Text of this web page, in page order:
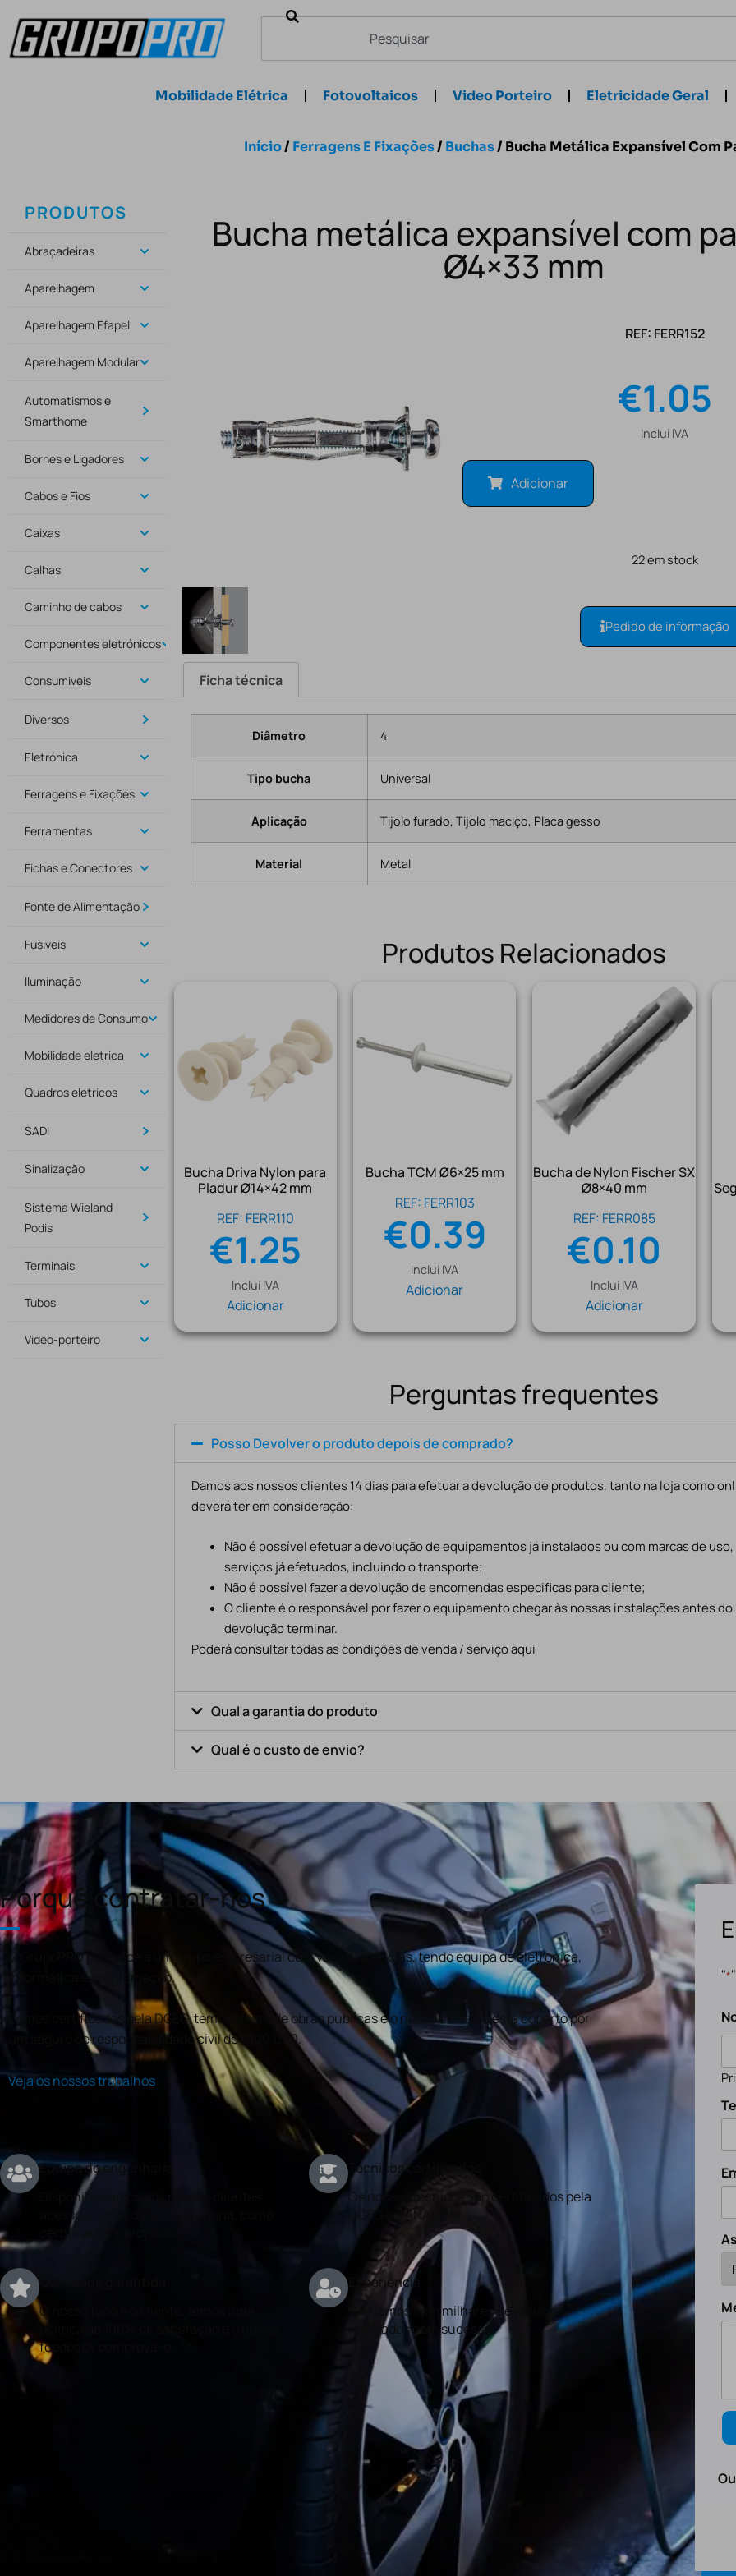
Mobilidade Elétrica Fotovoltaicos Video Porteiro Eletricidade Geral
Início/ Ferragens E Fixações/ Buchas/ Bucha Metálica Expansível Com
PRODUTOS
Abraçadeiras
Aparelhagem
Aparelhagem Efapel
Aparelhagem Modular
Automatismos e
Smarthome
Bornes e Ligadores
Cabos e Fios
Caixas
Calhas
Caminho de cabos
Componentes eletrónicos
Consumiveis
Diversos
Eletrónica
Ferragens e Fixações
Ferramentas
Fichas e Conectores
Fonte de Alimentação
Fusiveis
Iluminação
Medidores de Consumo
Mobilidade eletrica
Quadros eletricos
SADI
Sinalização
Sistema Wieland
Podis
Terminais
Tubos
Video-porteiro
Bucha metálica expansível com
Ø4×33 mm
REF: FERR152
€1.05
Inclui IVA
Adicionar
22 em stock
Pedido de informação
Ficha técnica
Diâmetro 4
Tipo bucha Universal
Aplicação Tijolo furado, Tijolo maciço, Placa gesso
Material Metal
Produtos Relacionados
Bucha Driva Nylon para
Pladur Ø14×42 mm
REF: FERR110
€1.25
Inclui IVA
Adicionar
Bucha TCM Ø6×25 mm
REF: FERR103
€0.39
Inclui IVA
Adicionar
Bucha de Nylon Fischer SX
Ø8×40 mm
REF: FERR085
€0.10
Inclui IVA
Adicionar
Perguntas frequentes
Posso Devolver o produto depois de comprado?
Damos aos nossos clientes 14 dias para efetuar a devolução de produtos, tanto na loja como
deverá ter em consideração:
Não é possível efetuar a devolução de equipamentos já instalados ou com marcas de
serviços já efetuados, incluindo o transporte;
Não é possível fazer a devolução de encomendas especificas para cliente;
O cliente é o responsável por fazer o equipamento chegar às nossas instalações antes
devolução terminar.
Poderá consultar todas as condições de venda / serviço aqui
Qual a garantia do produto
Qual é o custo de envio?
Porquê contratar-nos
O GrupoPRO pertence a um grupo empresarial com várias valências, tendo equipa de eletronica,
informática e programação.
Somos certificados pela DGEG, temos alvará de obras publicas e o nosso trabalho está coberto por
um seguro de responsabilidade civil de €100.000.
Veja os nossos trabalhos
Equipa de engenharia
Disponibilizamos aos nossos clientes
acesso a serviços de engenharia, como
certificados e projetos.
Técnicos certificados
Os nossos técnicos são certificados pela
DGEG e a ANACOM
O nosso foco é o cliente, temos uma
politica de 100% de satisfação e o nosso
feedback comprova-o.
Experiência
Contamos com milhares de serviços
realizados com sucesso.
"*